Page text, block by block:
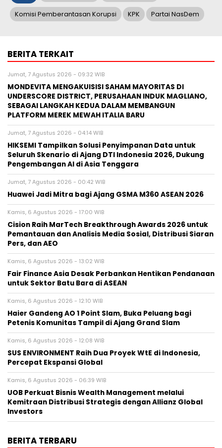
Komisi Pemberantasan Korupsi KPK Partai NasDem
BERITA TERKAIT
Jumat, 7 Agustus 2026 - 09:32 WIB
MONDEVITA MENGAKUISISI SAHAM MAYORITAS DI
UNDERSCORE DISTRICT, PERUSAHAAN INDUK MAGLIANO,
SEBAGAI LANGKAH KEDUA DALAM MEMBANGUN
PLATFORM MEREK MEWAH ITALIA BARU
Jumat, 7 Agustus 2026 - 04:14 WIB
HIKSEMI Tampilkan Solusi Penyimpanan Data untuk
Seluruh Skenario di Ajang DTI Indonesia 2026, Dukung
Pengembangan AI di Asia Tenggara
Jumat, 7 Agustus 2026 - 00:42 WIB
Huawei Jadi Mitra bagi Ajang GSMA M360 ASEAN 2026
Kamis, 6 Agustus 2026 - 17:00 WIB
Cision Raih MarTech Breakthrough Awards 2026 untuk
Pemantauan dan Analisis Media Sosial, Distribusi Siaran
Pers, dan AEO
Kamis, 6 Agustus 2026 - 13:02 WIB
Fair Finance Asia Desak Perbankan Hentikan Pendanaan
untuk Sektor Batu Bara di ASEAN
Kamis, 6 Agustus 2026 - 12:10 WIB
Haier Gandeng AO 1 Point Slam, Buka Peluang bagi
Petenis Komunitas Tampil di Ajang Grand Slam
Kamis, 6 Agustus 2026 - 12:08 WIB
SUS ENVIRONMENT Raih Dua Proyek WtE di Indonesia,
Percepat Ekspansi Global
Kamis, 6 Agustus 2026 - 06:39 WIB
UOB Perkuat Bisnis Wealth Management melalui
Kemitraan Distribusi Strategis dengan Allianz Global
Investors
BERITA TERBARU